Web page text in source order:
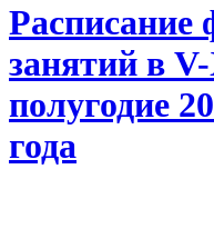
Расписание
занятий в
полугодие
года